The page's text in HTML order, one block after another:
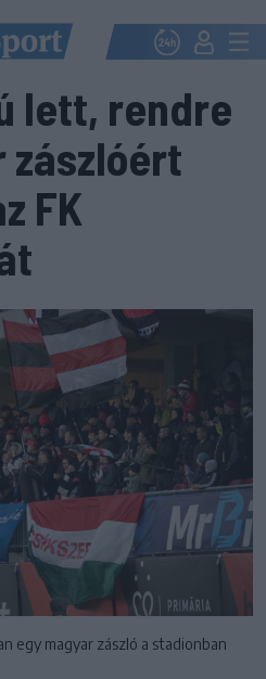
lett, rendre
zászlóért
FK
egy magyar zászló a stadionban